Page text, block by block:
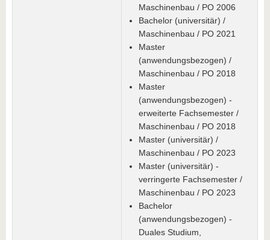
Maschinenbau / PO 2006
Bachelor (universitär) /
Maschinenbau / PO 2021
Master
(anwendungsbezogen) /
Maschinenbau / PO 2018
Master
(anwendungsbezogen) -
erweiterte Fachsemester /
Maschinenbau / PO 2018
Master (universitär) /
Maschinenbau / PO 2023
Master (universitär) -
verringerte Fachsemester /
Maschinenbau / PO 2023
Bachelor
(anwendungsbezogen) -
Duales Studium,